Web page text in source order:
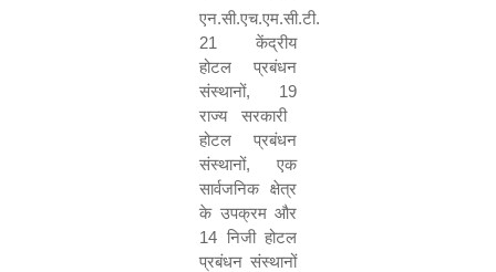
एन.सी.एच.एम.सी.टी.
21
केंद्रीय
होटल प्रबंधन
संस्थानों, 19
राज्य सरकारी
होटल प्रबंधन
संस्थानों, एक
सार्वजनिक क्षेत्र
के उपक्रम और
14 निजी होटल
प्रबंधन संस्थानों